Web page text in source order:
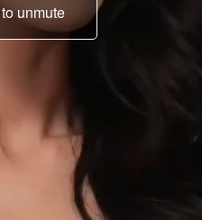
unmute